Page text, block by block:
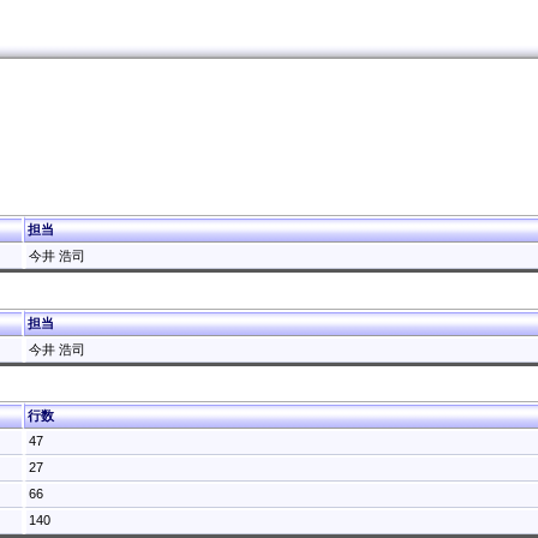
担当
今井 浩司
担当
今井 浩司
行数
47
27
66
140